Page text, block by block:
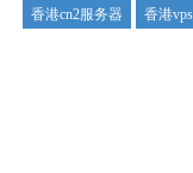
香港cn2服务器
香港vps